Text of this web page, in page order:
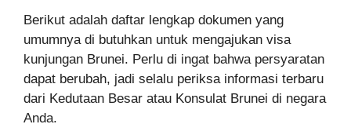
Berikut adalah daftar lengkap dokumen yang
umumnya di butuhkan untuk mengajukan visa
kunjungan Brunei. Perlu di ingat bahwa persyaratan
dapat berubah, jadi selalu periksa informasi terbaru
dari Kedutaan Besar atau Konsulat Brunei di negara
Anda.